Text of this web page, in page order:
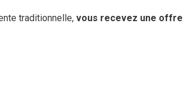
traditionnelle, vous recevez une offre